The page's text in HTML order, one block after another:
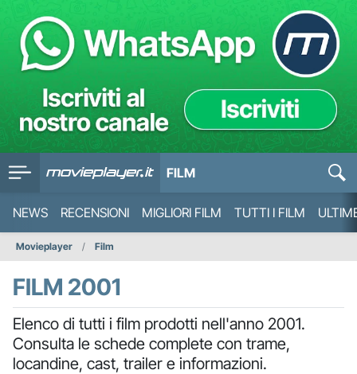
FILM
NEWS RECENSIONI MIGLIORI FILM TUTTI I FILM
Movieplayer Film
FILM 2001
Elenco di tutti i film prodotti nell'anno 2001.
Consulta le schede complete con trame,
locandine, cast, trailer e informazioni.